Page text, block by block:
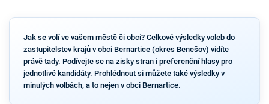
Jak se volí ve vašem městě či obci? Celkové výsledky voleb do
zastupitelstev krajů v obci Bernartice (okres Benešov) vidíte
právě tady. Podívejte se na zisky stran i preferenční hlasy pro
jednotlivé kandidáty. Prohlédnout si můžete také výsledky v
minulých volbách, a to nejen v obci Bernartice.